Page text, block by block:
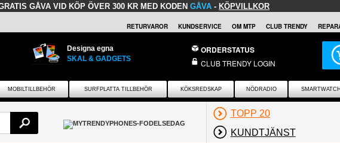
GÅVA VID KÖP ÖVER 300 KR MED KODEN GÅVA - KÖPVILLKOR
RETURVAROR KUNDSERVICE OM MTP CLUB TRENDY
Designa egna
SKAL & GADGETS
ORDERSTATUS
CLUB TRENDY LOGIN
MOBILTILLBEHÖR SURFPLATTA TILLBEHÖR KÖKSREDSKAP NÖDRADIO SMARTWATCH
TOPP 20
KUNDTJÄNST